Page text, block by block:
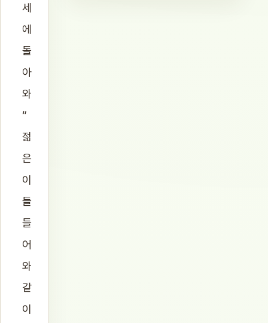
세
에
돌
아
와
“
젊
은
이
들
들
어
와
같
이